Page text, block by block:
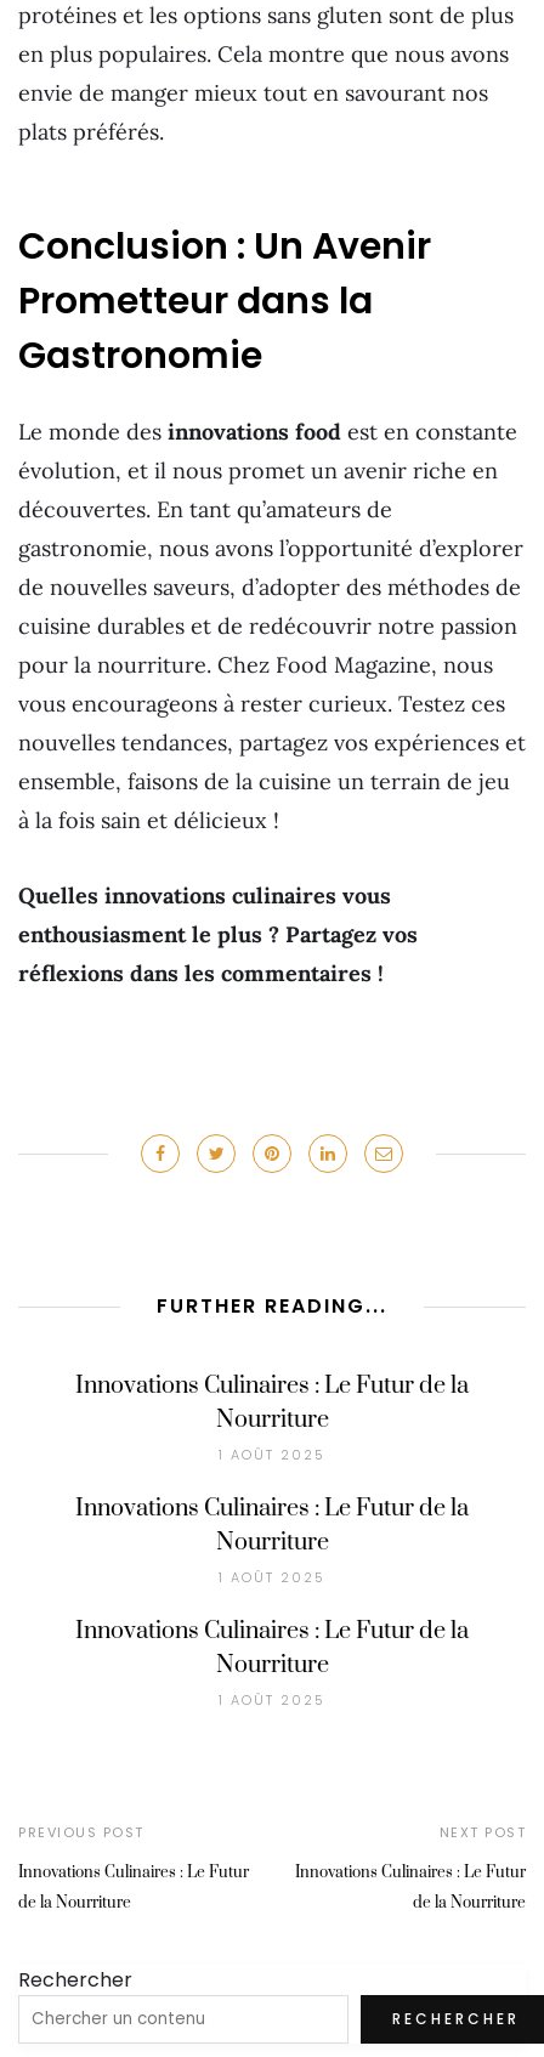
protéines et les options sans gluten sont de plus
en plus populaires. Cela montre que nous avons
envie de manger mieux tout en savourant nos
plats préférés.
Conclusion : Un Avenir
Prometteur dans la
Gastronomie
Le monde des innovations food est en constante
évolution, et il nous promet un avenir riche en
découvertes. En tant qu’amateurs de
gastronomie, nous avons l’opportunité d’explorer
de nouvelles saveurs, d’adopter des méthodes de
cuisine durables et de redécouvrir notre passion
pour la nourriture. Chez Food Magazine, nous
vous encourageons à rester curieux. Testez ces
nouvelles tendances, partagez vos expériences et
ensemble, faisons de la cuisine un terrain de jeu
à la fois sain et délicieux !
Quelles innovations culinaires vous
enthousiasment le plus ? Partagez vos
réflexions dans les commentaires !
FURTHER READING...
Innovations Culinaires : Le Futur de la
Nourriture
1 AOÛT 2025
Innovations Culinaires : Le Futur de la
Nourriture
1 AOÛT 2025
Innovations Culinaires : Le Futur de la
Nourriture
1 AOÛT 2025
PREVIOUS POST
Innovations Culinaires : Le Futur
de la Nourriture
NEXT POST
Innovations Culinaires : Le Futur
de la Nourriture
Rechercher
RECHERCHER